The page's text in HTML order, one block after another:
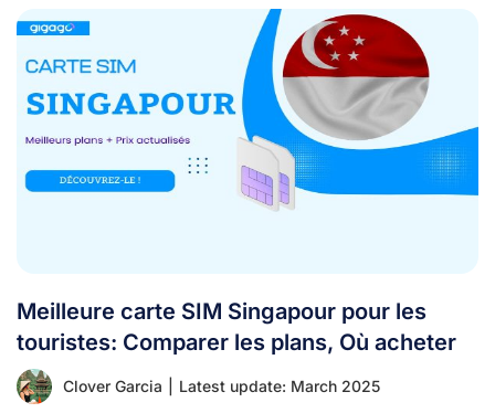
Meilleure carte SIM Singapour pour les
touristes: Comparer les plans, Où acheter
Clover Garcia Latest update: March 2025